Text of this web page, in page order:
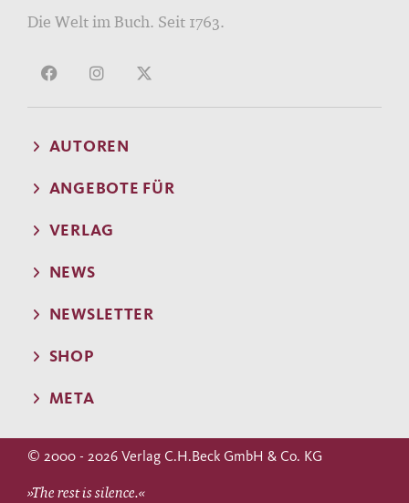
Die Welt im Buch. Seit 1763.
AUTOREN
ANGEBOTE FÜR
VERLAG
NEWS
NEWSLETTER
SHOP
META
© 2000 - 2026 Verlag C.H.Beck GmbH & Co. KG
»The rest is silence.«